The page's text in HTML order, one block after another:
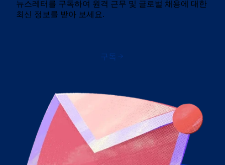
뉴스레터를 구독하여 원격 근무 및 글로벌 채용에 대한
최신 정보를 받아 보세요.
구독